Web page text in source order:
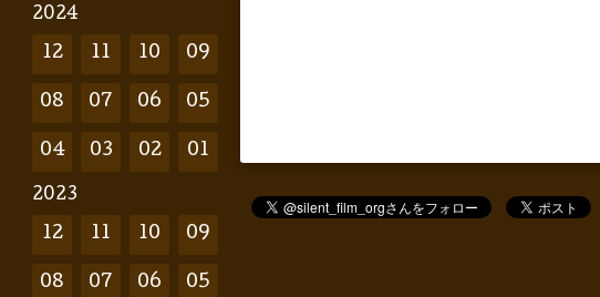
2024
12 11 10 09
08 07 06 05
04 03 02 01
2023
12 11 10 09
08 07 06 05